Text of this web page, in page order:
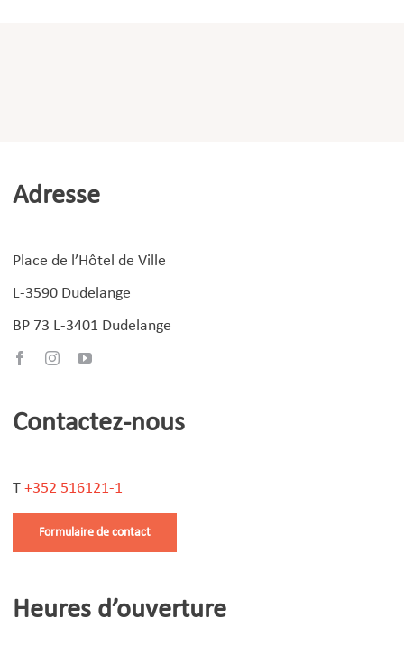
Adresse
Place de l’Hôtel de Ville
L-3590 Dudelange
BP 73 L-3401 Dudelange
Contactez-nous
T +352 516121-1
Formulaire de contact
Heures d’ouverture